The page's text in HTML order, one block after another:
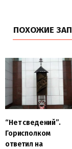
ПОХОЖИЕ
“Нет сведений”.
Горисполком
ответил на